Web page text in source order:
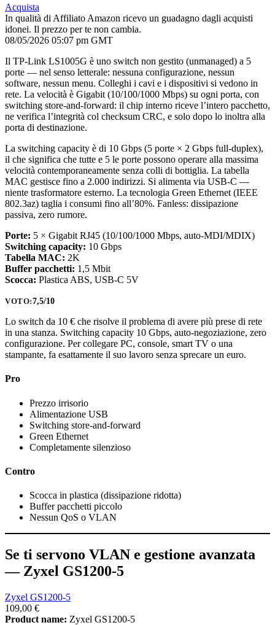
Acquista
In qualità di Affiliato Amazon ricevo un guadagno dagli acquisti
idonei. Il prezzo per te non cambia.
08/05/2026 05:07 pm GMT
Il TP-Link LS1005G è uno switch non gestito (unmanaged) a 5
porte — nel senso letterale: nessuna configurazione, nessun
software, nessun menu. Colleghi i cavi e i dispositivi si vedono in
rete. La velocità è Gigabit (10/100/1000 Mbps) su ogni porta, con
switching store-and-forward: il chip interno riceve l’intero pacchetto,
ne verifica l’integrità col checksum CRC, e solo dopo lo inoltra alla
porta di destinazione.
La switching capacity è di 10 Gbps (5 porte × 2 Gbps full-duplex),
il che significa che tutte e 5 le porte possono operare alla massima
velocità contemporaneamente senza colli di bottiglia. La tabella
MAC gestisce fino a 2.000 indirizzi. Si alimenta via USB-C —
niente trasformatore esterno. La tecnologia Green Ethernet (IEEE
802.3az) taglia i consumi fino all’80%. Fanless: dissipazione
passiva, zero rumore.
Porte: 5 × Gigabit RJ45 (10/100/1000 Mbps, auto-MDI/MDIX)
Switching capacity: 10 Gbps
Tabella MAC: 2K
Buffer pacchetti: 1,5 Mbit
Scocca: Plastica ABS, USB-C 5V
VOTO:7,5/10
Lo switch da 10 € che risolve il problema di avere più prese di rete
in una stanza. Switching capacity 10 Gbps, auto-negoziazione, zero
configurazione. Per collegare PC, console, smart TV o una
stampante, fa esattamente il suo lavoro senza sprecare un euro.
Pro
Prezzo irrisorio
Alimentazione USB
Switching store-and-forward
Green Ethernet
Completamente silenzioso
Contro
Scocca in plastica (dissipazione ridotta)
Buffer pacchetti piccolo
Nessun QoS o VLAN
Se ti servono VLAN e gestione avanzata
— Zyxel GS1200-5
Zyxel GS1200-5
109,00 €
Product name: Zyxel GS1200-5